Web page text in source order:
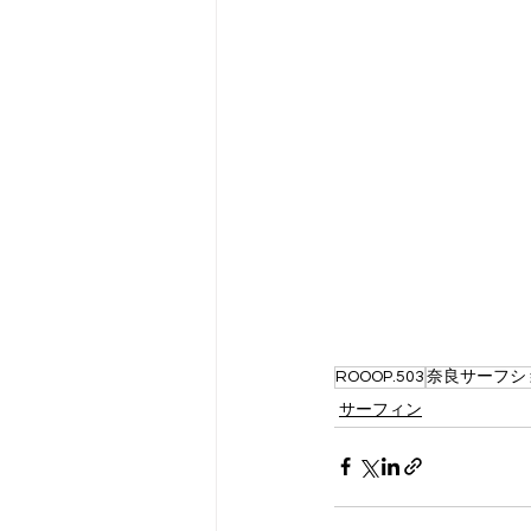
ROOOP.503 奈良サーフシ
サーフィン